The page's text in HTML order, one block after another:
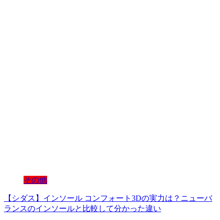
その他
【シダス】インソール コンフォート3Dの実力は？ニューバ
ランスのインソールと比較して分かった違い